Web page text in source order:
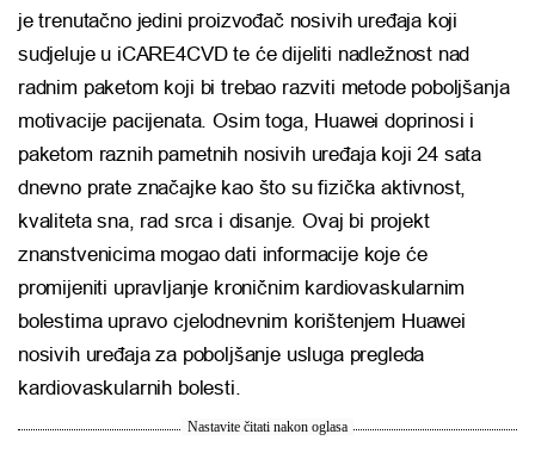
je trenutačno jedini proizvođač nosivih uređaja koji
sudjeluje u iCARE4CVD te će dijeliti nadležnost nad
radnim paketom koji bi trebao razviti metode poboljšanja
motivacije pacijenata. Osim toga, Huawei doprinosi i
paketom raznih pametnih nosivih uređaja koji 24 sata
dnevno prate značajke kao što su fizička aktivnost,
kvaliteta sna, rad srca i disanje. Ovaj bi projekt
znanstvenicima mogao dati informacije koje će
promijeniti upravljanje kroničnim kardiovaskularnim
bolestima upravo cjelodnevnim korištenjem Huawei
nosivih uređaja za poboljšanje usluga pregleda
kardiovaskularnih bolesti.
Nastavite čitati nakon oglasa